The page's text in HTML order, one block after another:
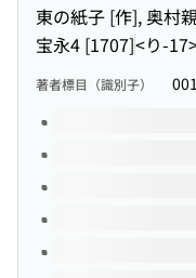
東の紙子 [作], 奥村
宝永4 [1707]<り-
著者標目（識別子）
このタイトルの巻号